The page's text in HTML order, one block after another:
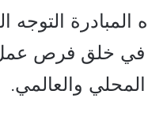
التوجه
خلق فرص عمل
والعالمي.